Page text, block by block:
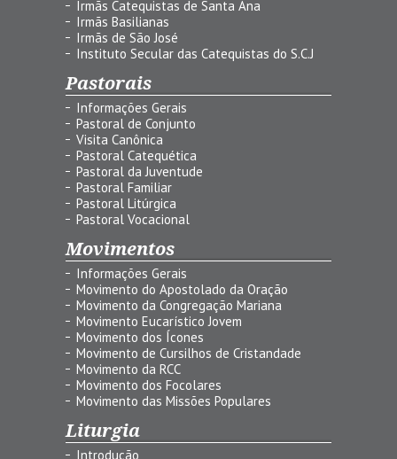
Irmãs Catequistas de Santa Ana
Irmãs Basilianas
Irmãs de São José
Instituto Secular das Catequistas do S.C.J
Pastorais
Informações Gerais
Pastoral de Conjunto
Visita Canônica
Pastoral Catequética
Pastoral da Juventude
Pastoral Familiar
Pastoral Litúrgica
Pastoral Vocacional
Movimentos
Informações Gerais
Movimento do Apostolado da Oração
Movimento da Congregação Mariana
Movimento Eucarístico Jovem
Movimento dos Ícones
Movimento de Cursilhos de Cristandade
Movimento da RCC
Movimento dos Focolares
Movimento das Missões Populares
Liturgia
Introdução